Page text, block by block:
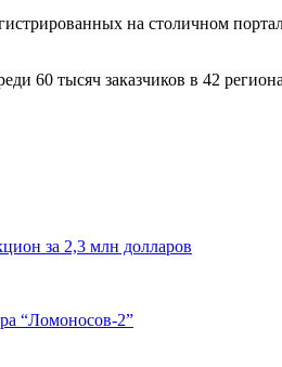
на столичном
60 тысяч заказчиков в 42
за 2,3 млн долларов
“Ломоносов-2”